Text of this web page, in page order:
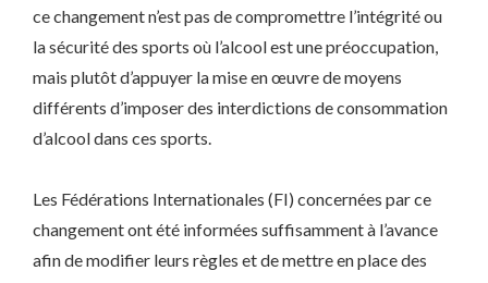
ce changement n’est pas de compromettre l’intégrité ou
la sécurité des sports où l’alcool est une préoccupation,
mais plutôt d’appuyer la mise en œuvre de moyens
différents d’imposer des interdictions de consommation
d’alcool dans ces sports.
Les Fédérations Internationales (FI) concernées par ce
changement ont été informées suffisamment à l’avance
afin de modifier leurs règles et de mettre en place des